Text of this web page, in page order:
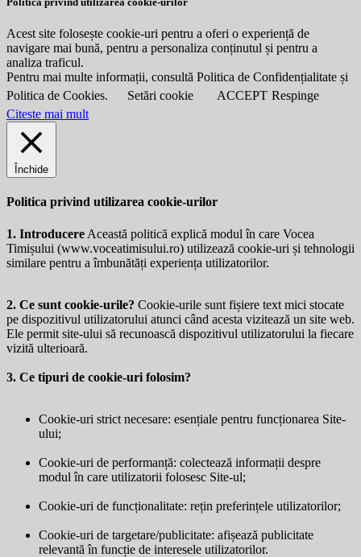
Acest site folosește cookie-uri pentru a oferi o experiență de
navigare mai bună, pentru a personaliza conținutul și pentru a
analiza traficul.
Pentru mai multe informații, consultă Politica de Confidențialitate și
Politica de Cookies.
Setări cookie ACCEPT Respinge
Citeste mai mult
Închide
Politica privind utilizarea cookie-urilor
1. Introducere Această politică explică modul în care Vocea
Timișului (www.voceatimisului.ro) utilizează cookie-uri și tehnologii
similare pentru a îmbunătăți experiența utilizatorilor.
2. Ce sunt cookie-urile? Cookie-urile sunt fișiere text mici stocate
pe dispozitivul utilizatorului atunci când acesta vizitează un site web.
Ele permit site-ului să recunoască dispozitivul utilizatorului la fiecare
vizită ulterioară.
3. Ce tipuri de cookie-uri folosim?
Cookie-uri strict necesare: esențiale pentru funcționarea Site-
ului;
Cookie-uri de performanță: colectează informații despre
modul în care utilizatorii folosesc Site-ul;
Cookie-uri de funcționalitate: rețin preferințele utilizatorilor;
Cookie-uri de targetare/publicitate: afișează publicitate
relevantă în funcție de interesele utilizatorilor.